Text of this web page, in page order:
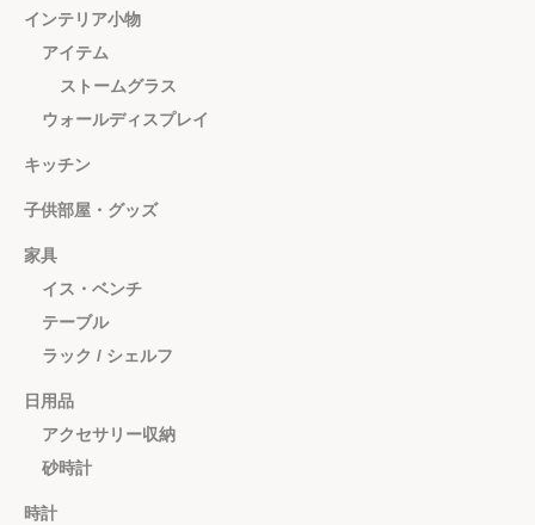
インテリア小物
アイテム
ストームグラス
ウォールディスプレイ
キッチン
子供部屋・グッズ
家具
イス・ベンチ
テーブル
ラック / シェルフ
日用品
アクセサリー収納
砂時計
時計